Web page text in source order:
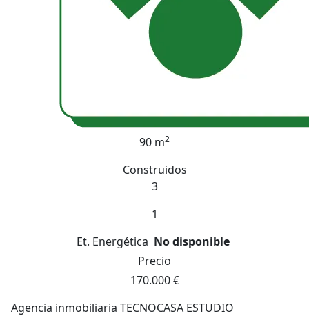
90 m2
Construidos
3
1
Et. Energética No disponible
Precio
170.000 €
Agencia inmobiliaria TECNOCASA ESTUDIO